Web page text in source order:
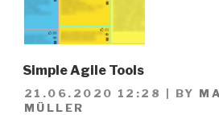
Simple Agile Tools
21.06.2020 12:28 BY
MÜLLER